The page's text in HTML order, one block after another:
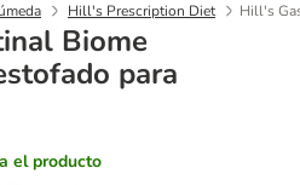
Hill's Prescription Diet Hill's
Biome
para
el producto